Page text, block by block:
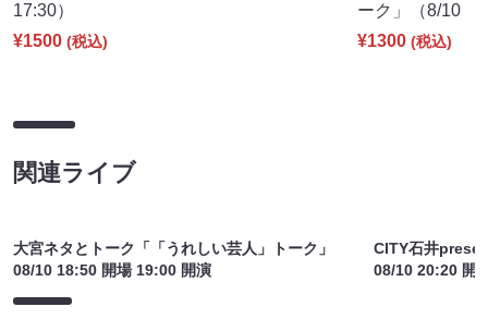
17:30）
¥1500 (税込)
ーク」（8/10
¥1300 (税込)
関連ライブ
大宮ネタとトーク「「うれしい芸人」トーク」
08/10 18:50 開場 19:00 開演
CITY石井
08/10 20:20 開